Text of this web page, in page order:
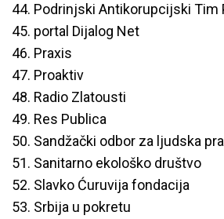
44. Podrinjski Antikorupcijski Tim
45. portal Dijalog Net
46. Praxis
47. Proaktiv
48. Radio Zlatousti
49. Res Publica
50. Sandžački odbor za ljudska
51. Sanitarno ekološko društvo
52. Slavko Ćuruvija fondacija
53. Srbija u pokretu